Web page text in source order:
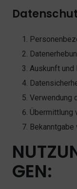
Auskunft und
Verwendung
Übermittlung
Bekanntgabe
GEN: